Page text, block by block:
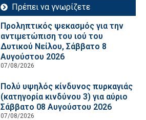
Πρέπει να γνωρίζετε
Προληπτικός ψεκασμός για την
αντιμετώπιση του ιού του
Δυτικού Νείλου, Σάββατο 8
Αυγούστου 2026
07/08/2026
Πολύ υψηλός κίνδυνος πυρκαγιάς
(κατηγορία κινδύνου 3) για αύριο
Σάββατο 08 Αυγούστου 2026
07/08/2026